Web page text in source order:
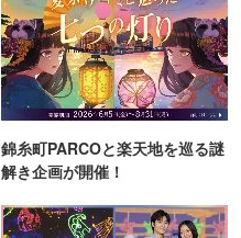
錦糸町PARCOと楽天地を巡る謎
解き企画が開催！